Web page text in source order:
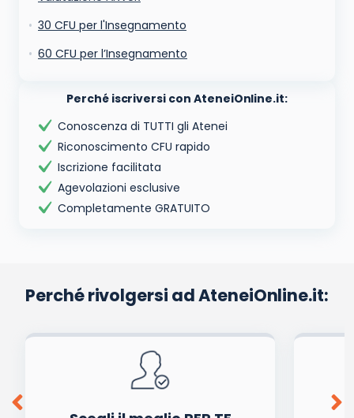
30 CFU per l'Insegnamento
60 CFU per l’Insegnamento
Perché iscriversi con AteneiOnline.it:
Conoscenza di TUTTI gli Atenei
Riconoscimento CFU rapido
Iscrizione facilitata
Agevolazioni esclusive
Completamente GRATUITO
Perché rivolgersi ad AteneiOnline.it: